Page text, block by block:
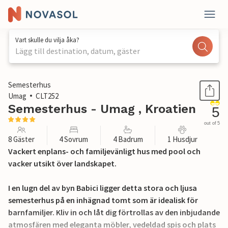
Vart skulle du vilja åka?
Lägg till destination, datum, gäster
1 / 36
Semesterhus
Umag
CLT252
Semesterhus - Umag , Kroatien 5
out of 5
8 Gäster 4 Sovrum 4 Badrum 1 Husdjur
Vackert enplans- och familjevänligt hus med pool och
vacker utsikt över landskapet.
I en lugn del av byn Babici ligger detta stora och ljusa
semesterhus på en inhägnad tomt som är idealisk för
barnfamiljer. Kliv in och låt dig förtrollas av den inbjudande
atmosfären med eleganta möbler, vedeldad spis och plats